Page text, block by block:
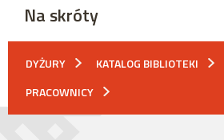
Na skróty
DYŻURY KATALOG BIBLIOTEKI
PRACOWNICY